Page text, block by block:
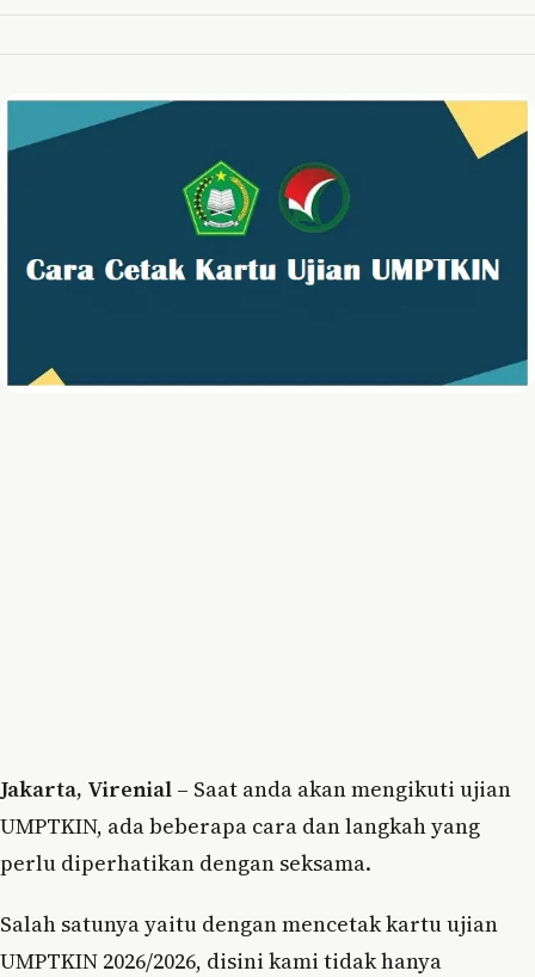
Jakarta, Virenial – Saat anda akan mengikuti ujian
UMPTKIN, ada beberapa cara dan langkah yang
perlu diperhatikan dengan seksama.
Salah satunya yaitu dengan mencetak kartu ujian
UMPTKIN 2026/2026, disini kami tidak hanya